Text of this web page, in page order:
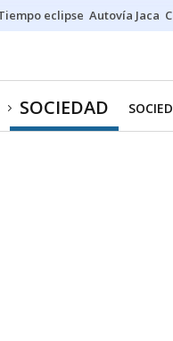
eclipse Autovía Jaca
SOCIEDAD